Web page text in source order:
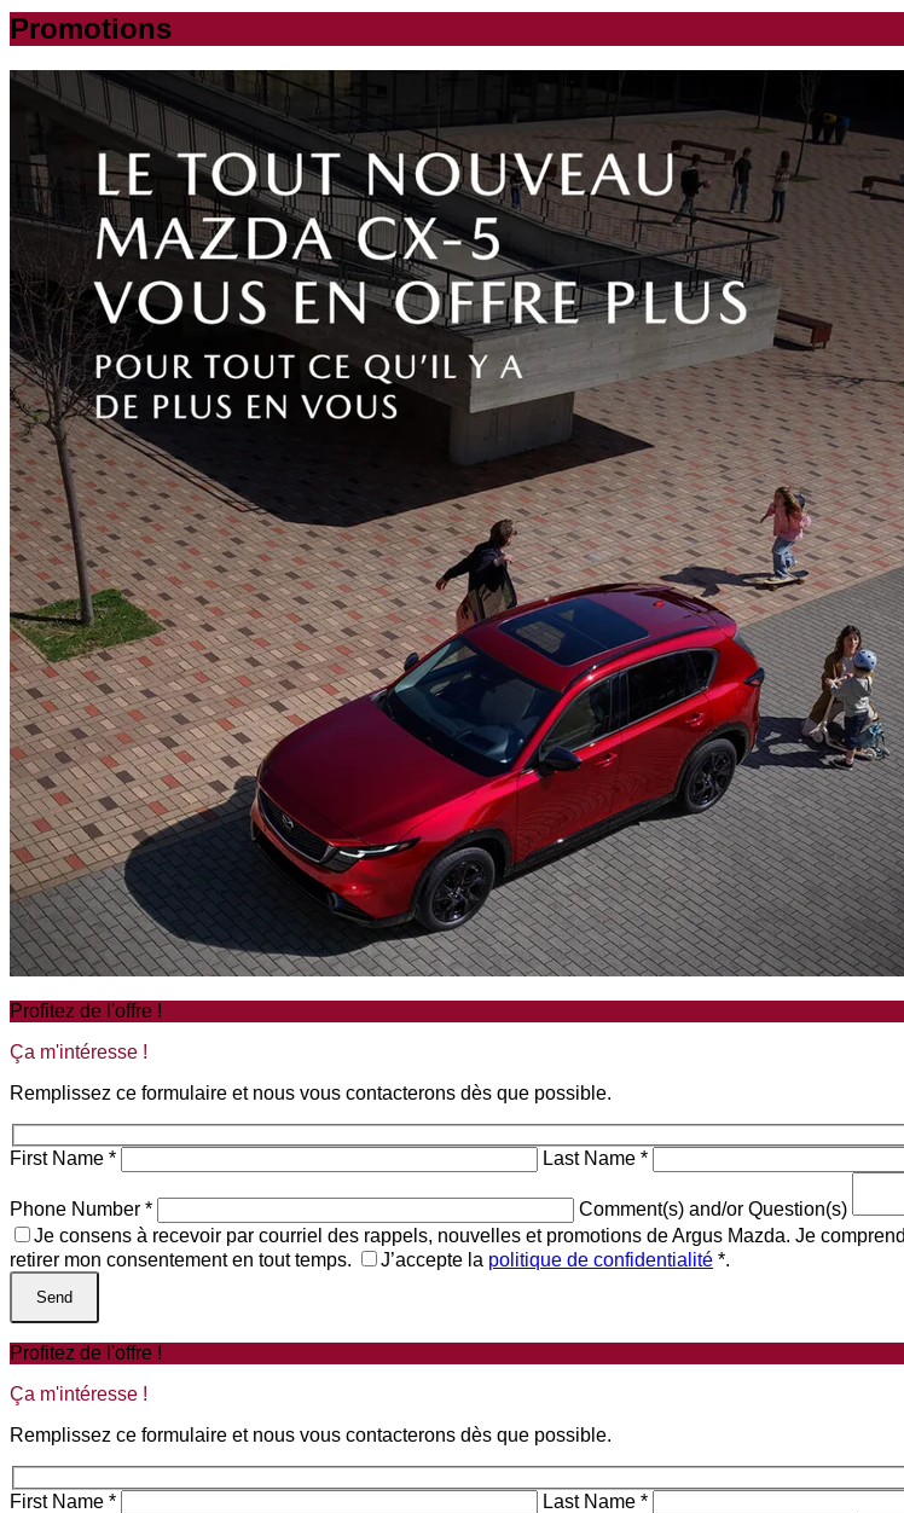
Promotions
Profitez de l'offre !
Ça m'intéresse !
Remplissez ce formulaire et nous vous contacterons dès que possible.
First Name * Last Name *
Phone Number * Comment(s) and/or Question(s)
Je consens à recevoir par courriel des rappels, nouvelles et promotions de Argus Mazda. Je
retirer mon consentement en tout temps.
J’accepte la politique de confidentialité *.
Profitez de l'offre !
Ça m'intéresse !
Remplissez ce formulaire et nous vous contacterons dès que possible.
First Name * Last Name *